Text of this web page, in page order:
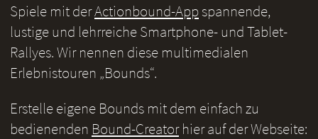
Spiele mit derActionbound-Appspannende,
lustige und lehrreiche Smartphone- und Tablet-
Rallyes. Wir nennen diese multimedialen
Erlebnistouren „Bounds“.
Erstelle eigene Bounds mit dem einfach zu
bedienenden Bound-Creatorhier auf der Webseite: